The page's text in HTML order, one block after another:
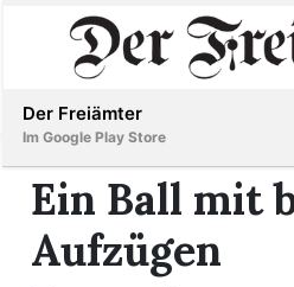
Immobilien
Inserieren
Ein Ball mit
Aufzügen
Der Freiämter
Im Google Play Store